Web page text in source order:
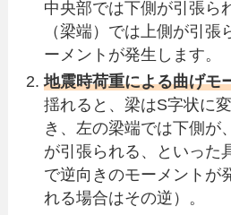
中央部では下側が引張ら
（梁端）では上側が引張
ーメントが発生します。
地震時荷重による曲げモ
揺れると、梁はS字状に
き、左の梁端では下側が
が引張られる、といった
で逆向きのモーメントが
れる場合はその逆）。